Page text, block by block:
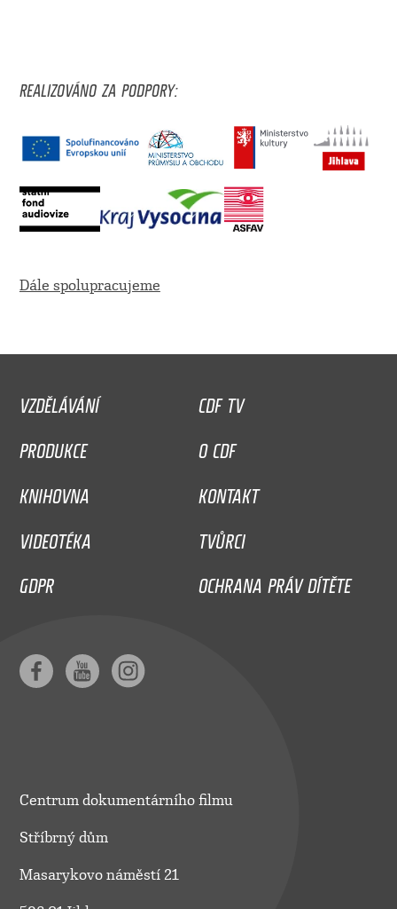
REALIZOVÁNO ZA PODPORY:
Dále spolupracujeme
VZDĚLÁVÁNÍ
CDF TV
PRODUKCE
O CDF
KNIHOVNA
KONTAKT
VIDEOTÉKA
TVŮRCI
GDPR
OCHRANA PRÁV DÍTĚTE
Centrum dokumentárního filmu
Stříbrný dům
Masarykovo náměstí 21